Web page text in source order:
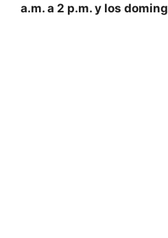
a.m. a 2 p.m. y los